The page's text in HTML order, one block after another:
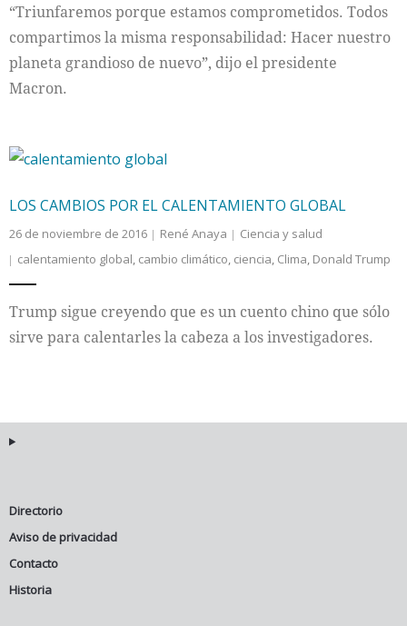
“Triunfaremos porque estamos comprometidos. Todos
compartimos la misma responsabilidad: Hacer nuestro
planeta grandioso de nuevo”, dijo el presidente
Macron.
LOS CAMBIOS POR EL CALENTAMIENTO GLOBAL
26 de noviembre de 2016 René Anaya
Ciencia y salud
calentamiento global, cambio climático, ciencia, Clima, Donald Trump
Trump sigue creyendo que es un cuento chino que sólo
sirve para calentarles la cabeza a los investigadores.
Directorio
Aviso de privacidad
Contacto
Historia